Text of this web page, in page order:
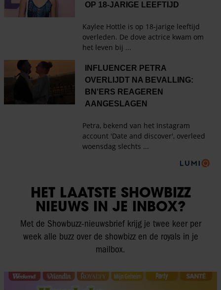
HET LAATSTE SHOWBIZZ
NIEUWS IN JE INBOX?
Met de Showbuzz-nieuwsbrief krijg je twee keer per
week alle buzz over de showbizz en de royals in je
mailbox.